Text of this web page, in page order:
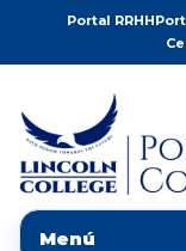
Portal RRHH
Menú